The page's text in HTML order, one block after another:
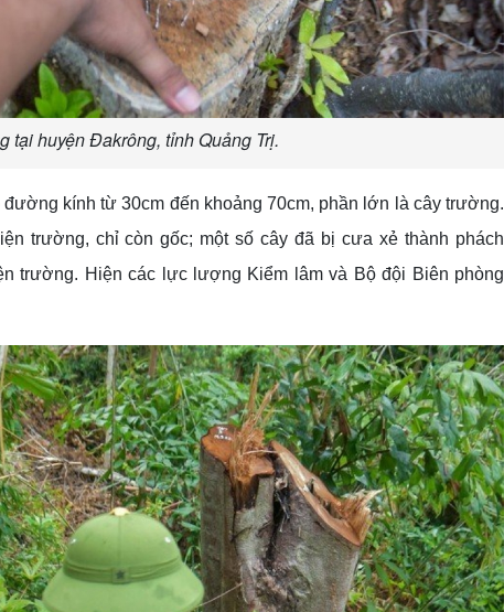
tại huyện Đakrông, tỉnh Quảng Trị.
kính từ 30cm đến khoảng 70cm, phần lớn là cây trường.
trường, chỉ còn gốc; một số cây đã bị cưa xẻ thành phách
trường. Hiện các lực lượng Kiểm lâm và Bộ đội Biên phòng